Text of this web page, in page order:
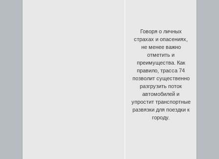
Говоря о личных
страхах и опасениях,
не менее важно
отметить и
преимущества. Как
правило, трасса 74
позволит существенно
разгрузить поток
автомобилей и
упростит транспортные
развязки для поездки к
городу.